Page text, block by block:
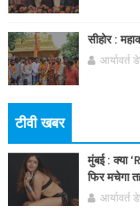
सीहोर :
आर्यावर्त
टीवी खबर
मुंबई : क्या
फिर मचेगा
आर्यावर्त